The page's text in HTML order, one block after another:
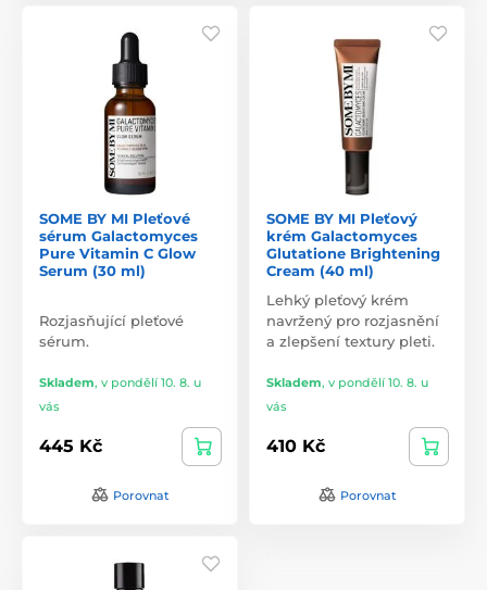
SOME BY MI Pleťové
sérum Galactomyces
Pure Vitamin C Glow
Serum (30 ml)
Rozjasňující pleťové
sérum.
Skladem, v pondělí 10. 8. u
vás
445 Kč
Porovnat
SOME BY MI Pleťový
krém Galactomyces
Glutatione Brightening
Cream (40 ml)
Lehký pleťový krém
navržený pro rozjasnění
a zlepšení textury pleti.
Skladem, v pondělí 10. 8. u
vás
410 Kč
Porovnat